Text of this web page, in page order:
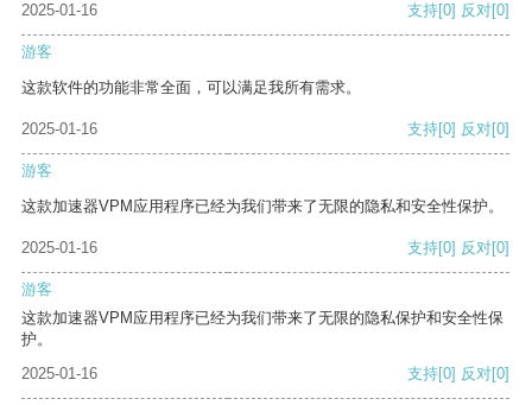
2025-01-16
支持[0] 反对[0]
游客
这款软件的功能非常全面，可以满足我所有需求。
2025-01-16 支持[0] 反对[0]
游客
这款加速器VPM应用程序已经为我们带来了无限的隐私和安全性保护。
2025-01-16 支持[0] 反对[0]
游客
这款加速器VPM应用程序已经为我们带来了无限的隐私保护和安全性保
护。
2025-01-16
支持[0] 反对[0]